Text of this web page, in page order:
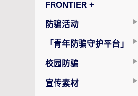
FRONTIER +
防骗活动
「青年防骗守护平台」
校园防骗
宣传素材